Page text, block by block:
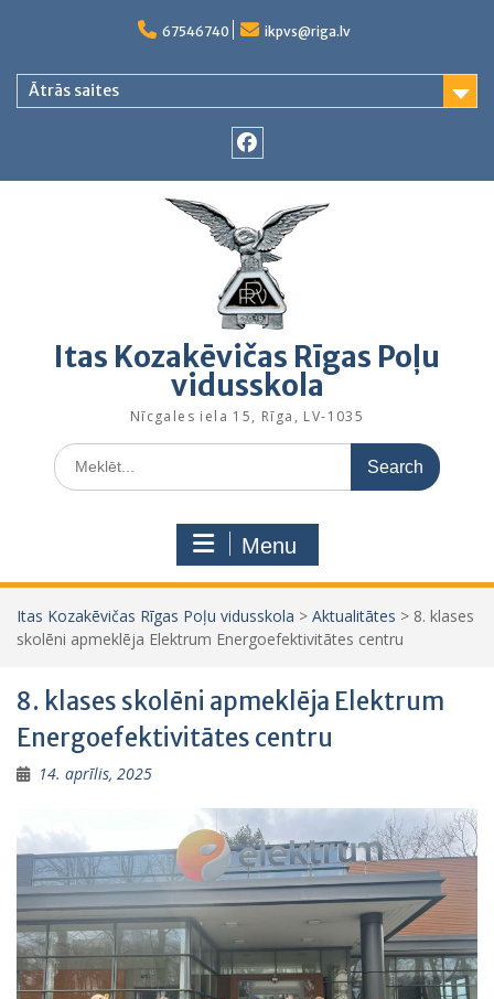
67546740 ikpvs@riga.lv
Ātrās saites
Itas Kozakēvičas Rīgas Poļu
vidusskola
Nīcgales iela 15, Rīga, LV-1035
Search
for:
Menu
Itas Kozakēvičas Rīgas Poļu vidusskola > Aktualitātes > 8. klases
skolēni apmeklēja Elektrum Energoefektivitātes centru
8. klases skolēni apmeklēja Elektrum
Energoefektivitātes centru
14. aprīlis, 2025